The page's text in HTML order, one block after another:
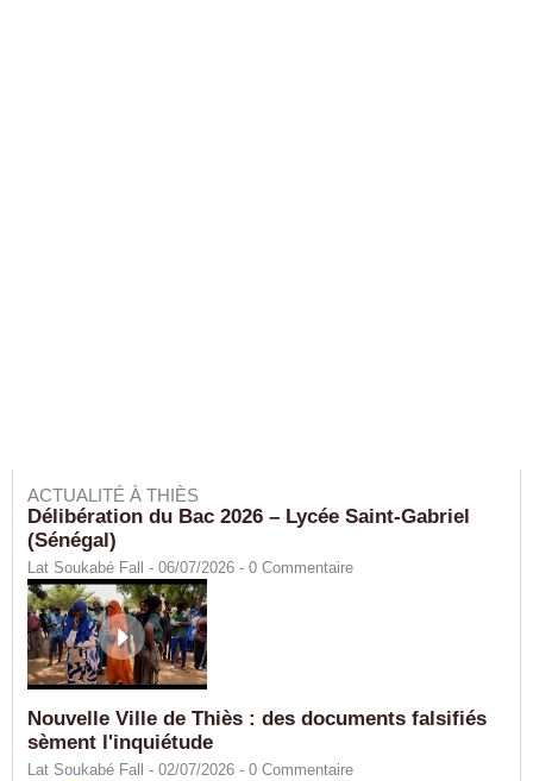
ACTUALITÉ À THIÈS
Délibération du Bac 2026 – Lycée Saint-Gabriel
(Sénégal)
Lat Soukabé Fall - 06/07/2026 - 0 Commentaire
Nouvelle Ville de Thiès : des documents falsifiés
sèment l'inquiétude
Lat Soukabé Fall - 02/07/2026 - 0 Commentaire